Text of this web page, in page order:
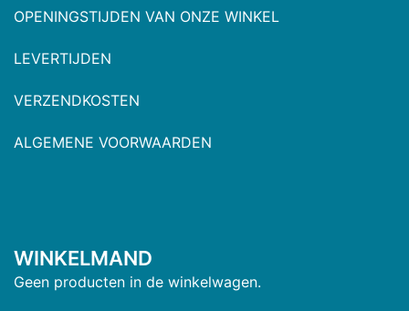
OPENINGSTIJDEN VAN ONZE WINKEL
LEVERTIJDEN
VERZENDKOSTEN
ALGEMENE VOORWAARDEN
WINKELMAND
Geen producten in de winkelwagen.